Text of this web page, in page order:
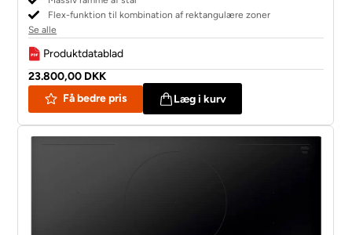
Flex-funktion til kombination af rektangulære zoner
Se alle
Produktdatablad
23.800,00 DKK
Få bedre pris
Læg i kurv